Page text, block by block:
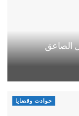
الصاعق
حوادث وقضايا